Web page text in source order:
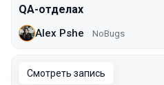
QA-отделах
Alex Pshe NoBugs
Смотреть запись